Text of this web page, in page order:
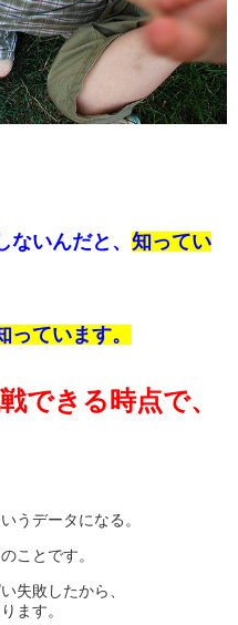
いんだと、 知ってい
っています。
できる時点で、
うデータになる。
ことです。
失敗したから、
ます。